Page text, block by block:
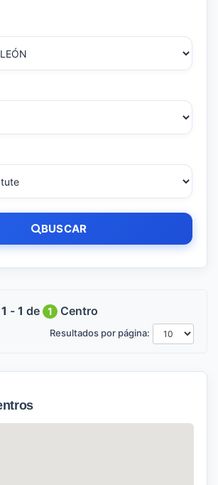
BUSCAR
1 - 1 de 1 Centro
Resultados por página: